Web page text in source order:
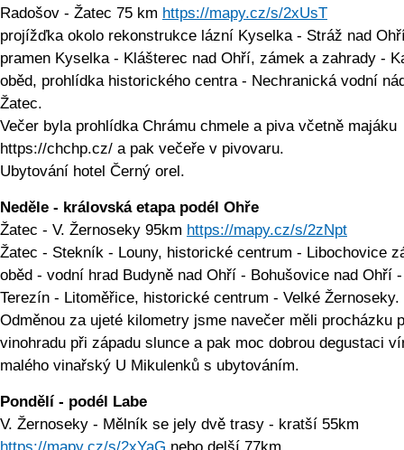
Radošov - Žatec 75 km https://mapy.cz/s/2xUsT
projížďka okolo rekonstrukce lázní Kyselka - Stráž nad
pramen Kyselka - Klášterec nad Ohří, zámek a zahrady -
oběd, prohlídka historického centra - Nechranická vodní
Žatec.
Večer byla prohlídka Chrámu chmele a piva včetně majáku
https://chchp.cz/ a pak večeře v pivovaru.
Ubytování hotel Černý orel.
Neděle - královská etapa podél Ohře
Žatec - V. Žernoseky 95km https://mapy.cz/s/2zNpt
Žatec - Stekník - Louny, historické centrum - Libochovice
oběd - vodní hrad Budyně nad Ohří - Bohušovice nad Ohří -
Terezín - Litoměřice, historické centrum - Velké Žernoseky.
Odměnou za ujeté kilometry jsme navečer měli procházku
vinohradu při západu slunce a pak moc dobrou degustaci
malého vinařský U Mikulenků s ubytováním.
Pondělí - podél Labe
V. Žernoseky - Mělník se jely dvě trasy - kratší 55km